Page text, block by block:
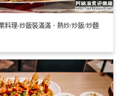
料理-炒飯裝滿滿．熱炒/炒飯/炒麵